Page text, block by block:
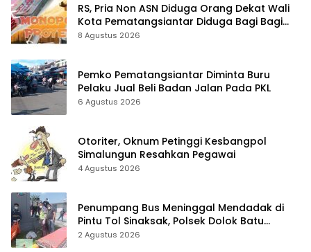
RS, Pria Non ASN Diduga Orang Dekat Wali
Kota Pematangsiantar Diduga Bagi Bagi
Proyek ke Kontraktor
8 Agustus 2026
Pemko Pematangsiantar Diminta Buru
Pelaku Jual Beli Badan Jalan Pada PKL
6 Agustus 2026
Otoriter, Oknum Petinggi Kesbangpol
Simalungun Resahkan Pegawai
4 Agustus 2026
Penumpang Bus Meninggal Mendadak di
Pintu Tol Sinaksak, Polsek Dolok Batu
Nanggar Gerak Cepat Olah TKP
2 Agustus 2026